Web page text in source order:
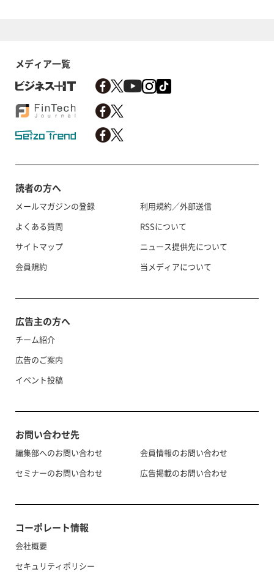
メディア一覧
読者の方へ
メールマガジンの登録
よくある質問
サイトマップ
会員規約
利用規約／外部送信
RSSについて
ニュース提供先について
当メディアについて
広告主の方へ
チーム紹介
広告のご案内
イベント投稿
お問い合わせ先
編集部へのお問い合わせ
セミナーのお問い合わせ
会員情報のお問い合わせ
広告掲載のお問い合わせ
コーポレート情報
会社概要
セキュリティポリシー